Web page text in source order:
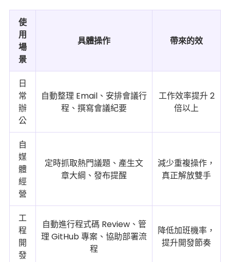
使
用
場
景
具體操作 帶來的效
日
常
辦
公
自動整理 Email、安排會議行
程、撰寫會議紀要
工作效率提升 2
倍以上
自
媒
體
經
營
定時抓取熱門議題、產生文
章大綱、發布提醒
減少重複操作，
真正解放雙手
工
程
開
發
自動進行程式碼 Review、管
理 GitHub 專案、協助部署流
程
降低加班機率，
提升開發節奏